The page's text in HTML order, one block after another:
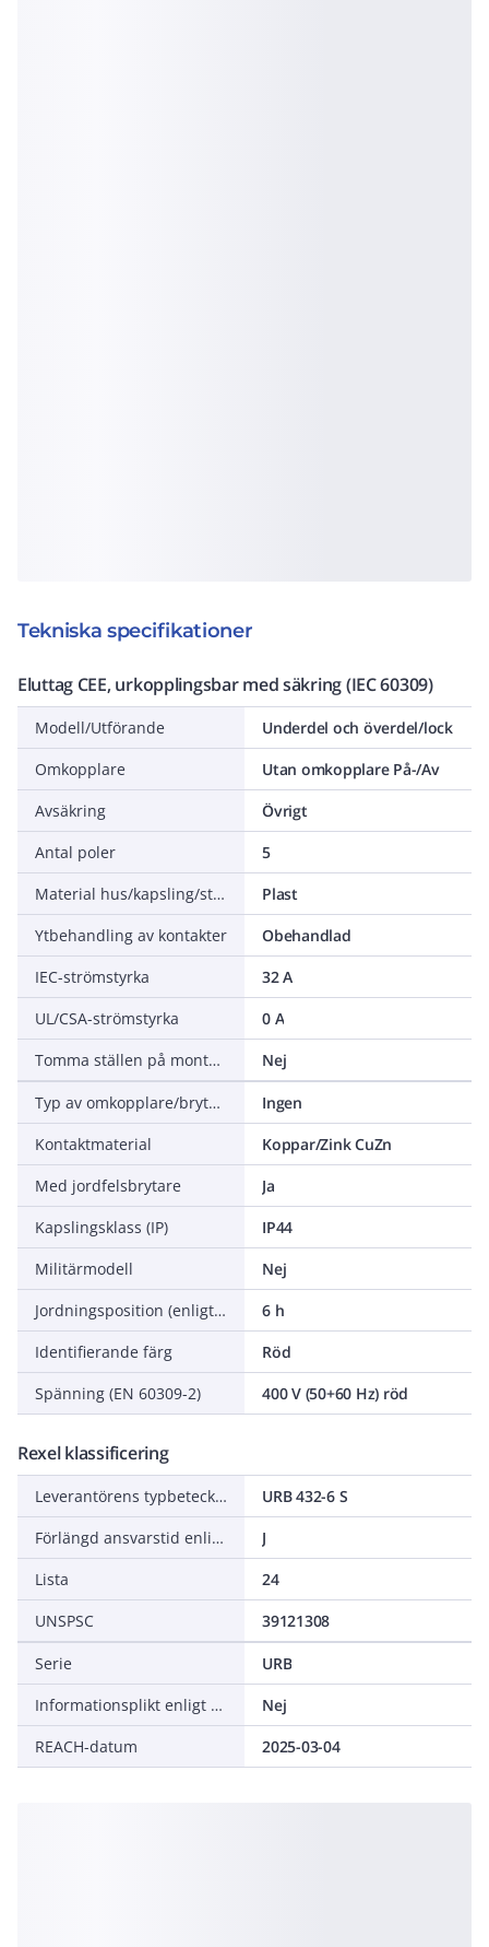
Tekniska specifikationer
Eluttag CEE, urkopplingsbar med säkring (IEC 60309)
Modell/Utförande
Underdel och överdel/lock
Omkopplare
Utan omkopplare På-/Av
Avsäkring
Övrigt
Antal poler
5
Material hus/kapsling/stomme
Plast
Ytbehandling av kontakter
Obehandlad
IEC-strömstyrka
32 A
UL/CSA-strömstyrka
0 A
Tomma ställen på monteringsskena
Nej
Typ av omkopplare/brytare
Ingen
Kontaktmaterial
Koppar/Zink CuZn
Med jordfelsbrytare
Ja
Kapslingsklass (IP)
IP44
Militärmodell
Nej
Jordningsposition (enligt klockposition)
6 h
Identifierande färg
Röd
Spänning (EN 60309-2)
400 V (50+60 Hz) röd
Rexel klassificering
Leverantörens typbeteckning
URB 432-6 S
Förlängd ansvarstid enligt ALEM-09
J
Lista
24
UNSPSC
39121308
Serie
URB
Informationsplikt enligt REACH
Nej
REACH-datum
2025-03-04